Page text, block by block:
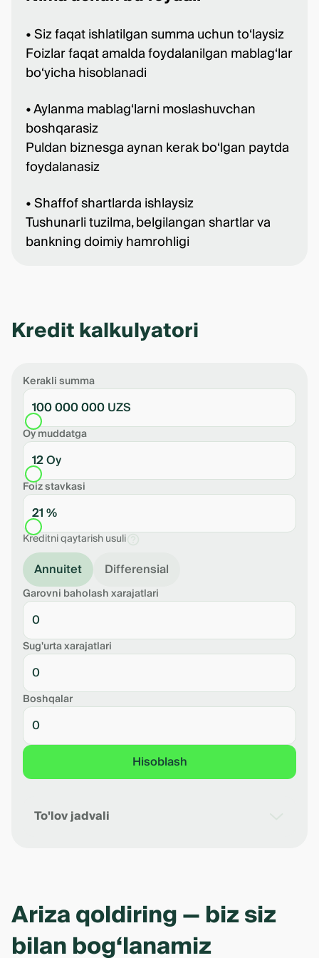
• Siz faqat ishlatilgan summa uchun to‘laysiz
Foizlar faqat amalda foydalanilgan mablag‘lar
bo‘yicha hisoblanadi
• Aylanma mablag‘larni moslashuvchan
boshqarasiz
Puldan biznesga aynan kerak bo‘lgan paytda
foydalanasiz
• Shaffof shartlarda ishlaysiz
Tushunarli tuzilma, belgilangan shartlar va
bankning doimiy hamrohligi
Kredit kalkulyatori
Kerakli summa
100 000 000 UZS
Oy muddatga
12 Oy
Foiz stavkasi
21 %
Kreditni qaytarish usuli
Annuitet Differensial
Garovni baholash xarajatlari
Sug'urta xarajatlari
Boshqalar
Hisoblash
To'lov jadvali
Рассчет предварительный. Точный
размер платежей будет определен
банком по результату рассмотрения
Ariza qoldiring — biz siz
bilan bog‘lanamiz